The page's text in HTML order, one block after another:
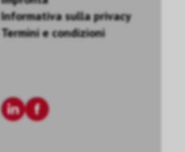
Informativa sulla privacy
Termini e condizioni